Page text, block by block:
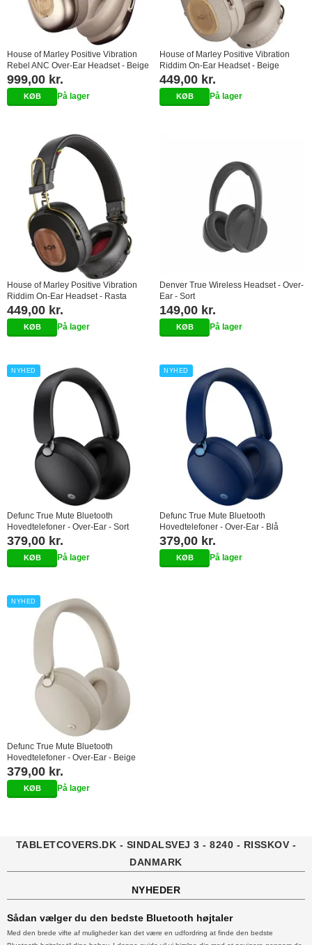
House of Marley Positive Vibration
Rebel ANC Over-Ear Headset - Beige
999,00 kr.
På lager
House of Marley Positive Vibration
Riddim On-Ear Headset - Beige
449,00 kr.
På lager
House of Marley Positive Vibration
Riddim On-Ear Headset - Rasta
449,00 kr.
På lager
Denver True Wireless Headset - Over-
Ear - Sort
149,00 kr.
På lager
NYHED
Defunc True Mute Bluetooth
Hovedtelefoner - Over-Ear - Sort
379,00 kr.
På lager
NYHED
Defunc True Mute Bluetooth
Hovedtelefoner - Over-Ear - Blå
379,00 kr.
På lager
NYHED
Defunc True Mute Bluetooth
Hovedtelefoner - Over-Ear - Beige
379,00 kr.
På lager
TABLETCOVERS.DK - SINDALSVEJ 3 - 8240 - RISSKOV -
DANMARK
NYHEDER
Sådan vælger du den bedste Bluetooth højtaler
Med den brede vifte af muligheder kan det være en udfordring at finde den bedste